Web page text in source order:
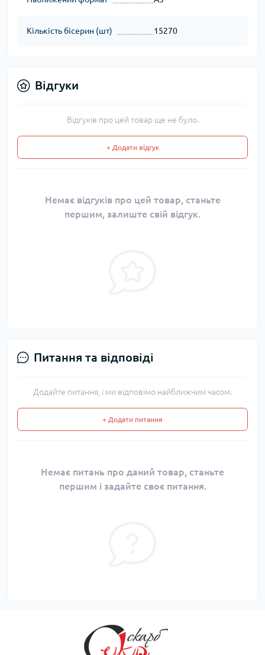
Кількість бісерин (шт) 15270
Відгуки
Відгуків про цей товар ще не було.
+ Додати відгук
Немає відгуків про цей товар, станьте
першим, залиште свій відгук.
Питання та відповіді
Додайте питання, і ми відповімо найближчим часом.
+ Додати питання
Немає питань про даний товар, станьте
першим і задайте своє питання.